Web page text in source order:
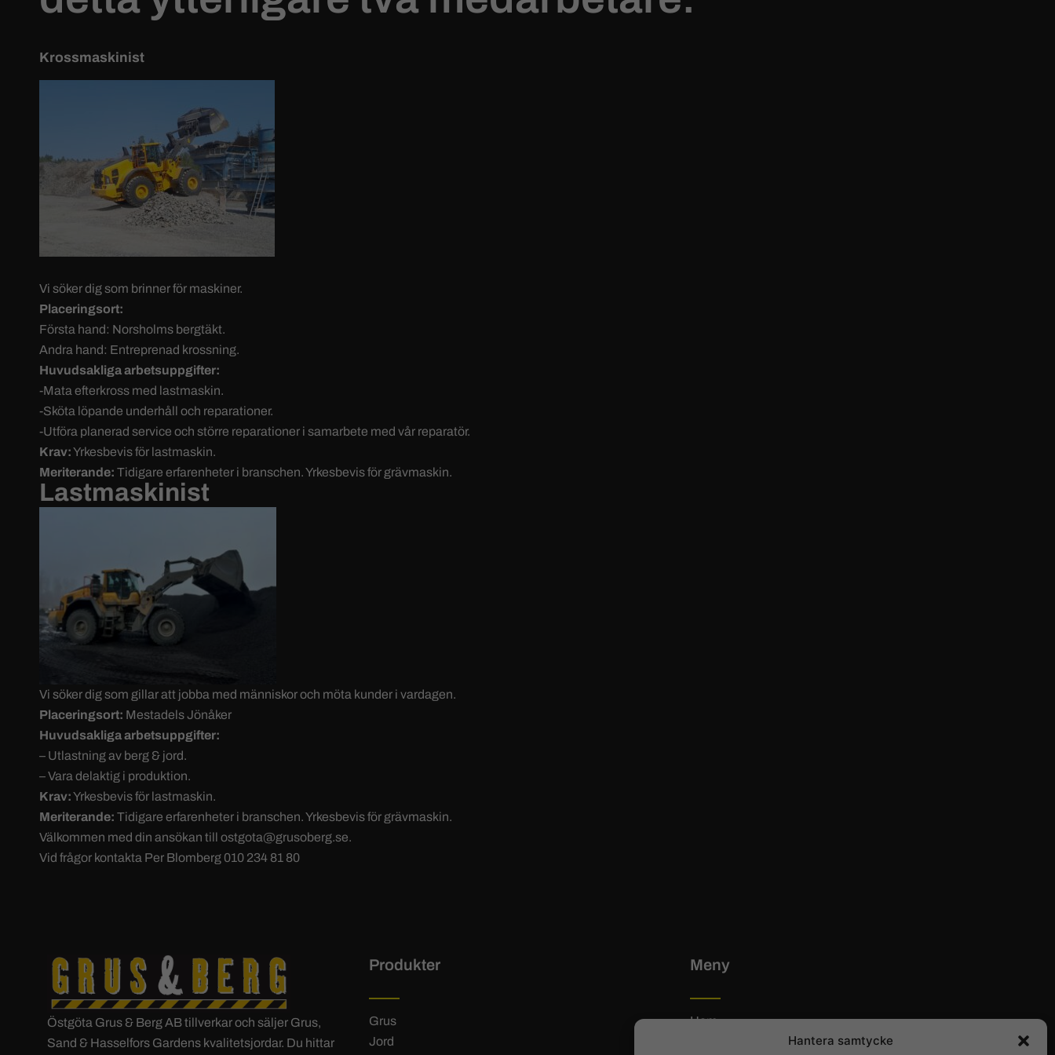
Hantera samtycke
Krossmaskinist
Vi söker dig som brinner för maskiner.
Placeringsort:
Första hand: Norsholms bergtäkt.
Andra hand: Entreprenad krossning.
Huvudsakliga arbetsuppgifter:
-Mata efterkross med lastmaskin.
-Sköta löpande underhåll och reparationer.
-Utföra planerad service och större reparationer i samarbete med vår reparatör.
Krav:Yrkesbevis för lastmaskin.
Meriterande: Tidigare erfarenheter i branschen. Yrkesbevis för grävmaskin.
Lastmaskinist
Vi söker dig som gillar att jobba med människor och möta kunder i vardagen.
Placeringsort: Mestadels Jönåker
Huvudsakliga arbetsuppgifter:
– Utlastning av berg & jord.
– Vara delaktig i produktion.
Krav:Yrkesbevis för lastmaskin.
Meriterande: Tidigare erfarenheter i branschen. Yrkesbevis för grävmaskin.
Välkommen med din ansökan till ostgota@grusoberg.se.
Vid frågor kontakta Per Blomberg 010 234 81 80
Östgöta Grus & Berg AB tillverkar och säljer Grus,
Sand & Hasselfors Gardens kvalitetsjordar. Du hittar
Produkter
Grus
Jord
Meny
Hem